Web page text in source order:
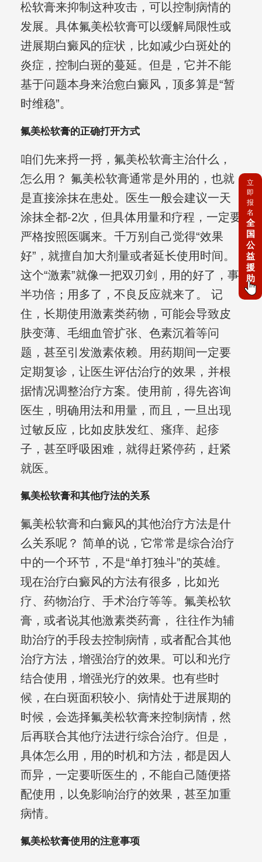
松软膏来抑制这种攻击，可以控制病情的
发展。具体氟美松软膏可以缓解局限性或
进展期白癜风的症状，比如减少白斑处的
炎症，控制白斑的蔓延。但是，它并不能
基于问题本身来治愈白癜风，顶多算是“暂
时维稳”。
氟美松软膏的正确打开方式
咱们先来捋一捋，氟美松软膏主治什么，
怎么用？ 氟美松软膏通常是外用的，也就
是直接涂抹在患处。医生一般会建议一天
涂抹全都-2次，但具体用量和疗程，一定要
严格按照医嘱来。千万别自己觉得“效果
好”，就擅自加大剂量或者延长使用时间。
这个“激素”就像一把双刃剑，用的好了，事
半功倍；用多了，不良反应就来了。 记
住，长期使用激素类药物，可能会导致皮
肤变薄、毛细血管扩张、色素沉着等问
题，甚至引发激素依赖。用药期间一定要
定期复诊，让医生评估治疗的效果，并根
据情况调整治疗方案。使用前，得先咨询
医生，明确用法和用量，而且，一旦出现
过敏反应，比如皮肤发红、瘙痒、起疹
子，甚至呼吸困难，就得赶紧停药，赶紧
就医。
氟美松软膏和其他疗法的关系
氟美松软膏和白癜风的其他治疗方法是什
么关系呢？ 简单的说，它常常是综合治疗
中的一个环节，不是“单打独斗”的英雄。
现在治疗白癜风的方法有很多，比如光
疗、药物治疗、手术治疗等等。氟美松软
膏，或者说其他激素类药膏， 往往作为辅
助治疗的手段去控制病情，或者配合其他
治疗方法，增强治疗的效果。可以和光疗
结合使用，增强光疗的效果。也有些时
候，在白斑面积较小、病情处于进展期的
时候，会选择氟美松软膏来控制病情，然
后再联合其他疗法进行综合治疗。但是，
具体怎么用，用的时机和方法，都是因人
而异，一定要听医生的，不能自己随便搭
配使用，以免影响治疗的效果，甚至加重
病情。
氟美松软膏使用的注意事项
立
即
报
名
全
国
公
益
援
助